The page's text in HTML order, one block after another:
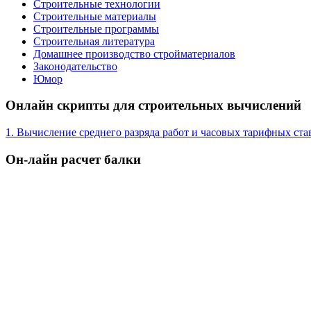
Строительные технологии
Строительные материалы
Строительные программы
Строительная литература
Домашнее производство стройматериалов
Законодательство
Юмор
Онлайн скрипты для строительных вычислений
1. Вычисление среднего разряда работ и часовых тарифных
Он-лайн расчет балки